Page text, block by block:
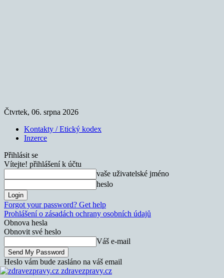
Čtvrtek, 06. srpna 2026
Kontakty / Etický kodex
Inzerce
Přihlásit se
Vítejte! přihlášení k účtu
vaše uživatelské jméno
heslo
Forgot your password? Get help
Prohlášení o zásadách ochrany osobních údajů
Obnova hesla
Obnovit své heslo
Váš e-mail
Heslo vám bude zasláno na váš email
zdravezpravy.cz